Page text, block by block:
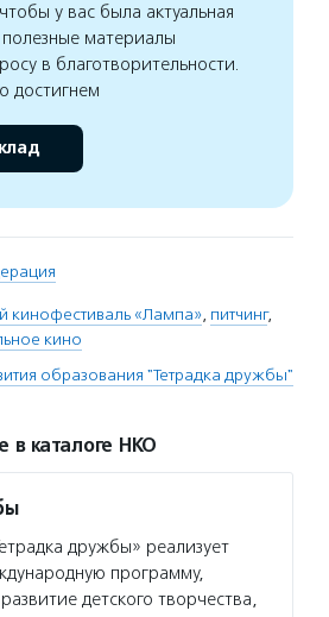
у вас была актуальная
материалы
в благотворительности.
достигнем
«Лампа», питчинг,
кино
образования "Тетрадка дружбы"
в каталоге НКО
дружбы» реализует
программу,
детского творчества,